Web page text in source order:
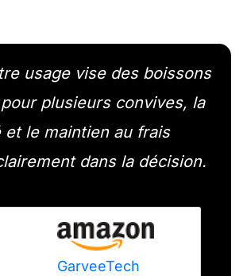
usage vise des boissons
plusieurs convives, la
et le maintien au frais
dans la décision.
GarveeTech